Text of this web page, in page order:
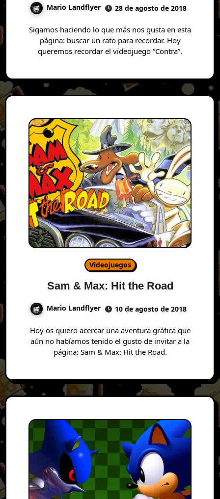
Mario Landflyer 28 de agosto de 2018
Sigamos haciendo lo que más nos gusta en esta
página: buscar un rato para recordar. Hoy
queremos recordar el videojuego “Contra”.
Videojuegos
Sam & Max: Hit the Road
Mario Landflyer 10 de agosto de 2018
Hoy os quiero acercar una aventura gráfica que
aún no habíamos tenido el gusto de invitar a la
página: Sam & Max: Hit the Road.